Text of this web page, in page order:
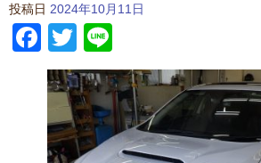
投稿日 2024年10月11日
Facebook
Twitter